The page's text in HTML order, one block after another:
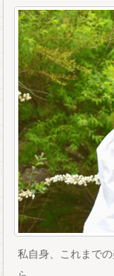
私自身、これまで